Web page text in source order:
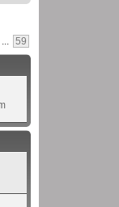
... 59